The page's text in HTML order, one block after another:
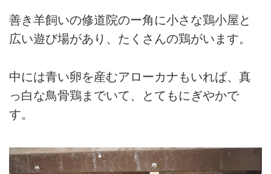
善き羊飼いの修道院のー角に小さな鶏小屋と
広い遊び場があり、たくさんの鶏がいます。
中には青い卵を産むアローカナもいれば、真
っ白な鳥骨鶏までいて、とてもにぎやかで
す。